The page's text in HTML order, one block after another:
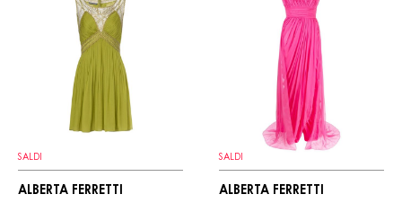
SALDI
ALBERTA FERRETTI
SALDI
ALBERTA FERRETTI